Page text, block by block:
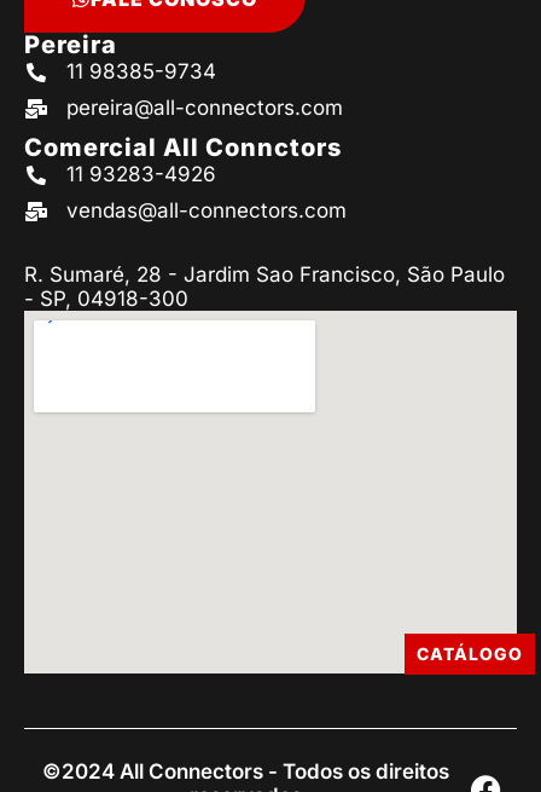
Pereira
11 98385-9734
pereira@all-connectors.com
Comercial All Connctors
11 93283-4926
vendas@all-connectors.com
R. Sumaré, 28 - Jardim Sao Francisco, São Paulo
- SP, 04918-300
©2024 All Connectors - Todos os direitos
CATÁLOGO